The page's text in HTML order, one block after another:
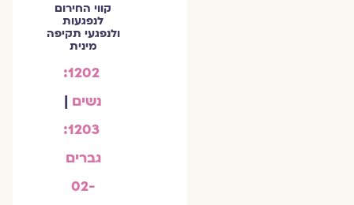
קווי החירום
לנפגעות
ולנפגעי תקיפה
מינית
1202:
נשים|
1203:
גברים
02-